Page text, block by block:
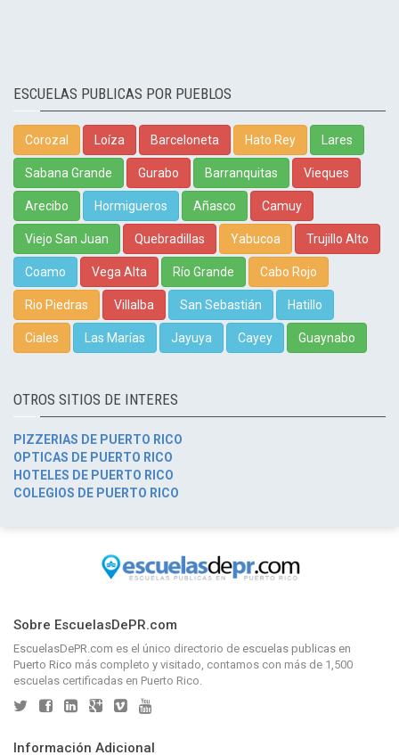
ESCUELAS PUBLICAS POR PUEBLOS
Corozal Loíza Barceloneta Hato Rey Lares
Sabana Grande Gurabo Barranquitas Vieques
Arecibo Hormigueros Añasco Camuy
Viejo San Juan Quebradillas Yabucoa Trujillo Alto
Coamo Vega Alta Río Grande Cabo Rojo
Rio Piedras Villalba San Sebastián Hatillo
Ciales Las Marías Jayuya Cayey Guaynabo
OTROS SITIOS DE INTERES
PIZZERIAS DE PUERTO RICO
OPTICAS DE PUERTO RICO
HOTELES DE PUERTO RICO
COLEGIOS DE PUERTO RICO
Sobre EscuelasDePR.com
EscuelasDePR.com es el único directorio de escuelas publicas en
Puerto Rico más completo y visitado, contamos con más de 1,500
escuelas certificadas en Puerto Rico.
Información Adicional